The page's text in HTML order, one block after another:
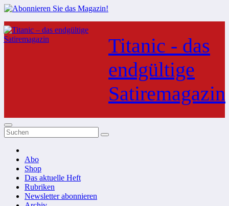
Zum
Inhalt
springen
Titanic - das
endgültige
Satiremagazin
Abo
Shop
Das aktuelle Heft
Rubriken
Newsletter abonnieren